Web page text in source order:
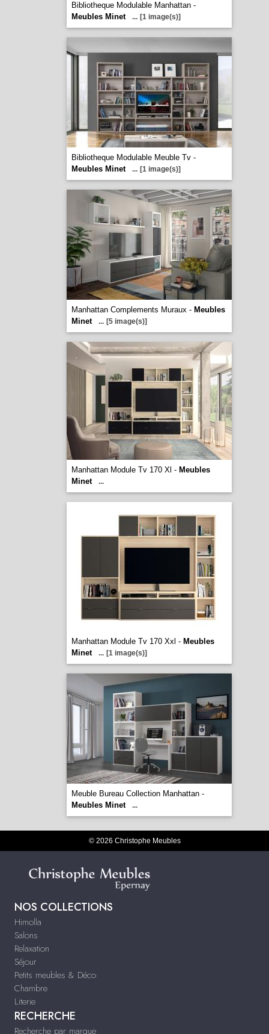
Bibliotheque Modulable Manhattan -
Meubles Minet
... [1 image(s)]
Bibliotheque Modulable Meuble Tv -
Meubles Minet
... [1 image(s)]
Manhattan Complements Muraux - Meubles
Minet
... [5 image(s)]
Manhattan Module Tv 170 Xl - Meubles
Minet
...
Manhattan Module Tv 170 Xxl - Meubles
Minet
... [1 image(s)]
Meuble Bureau Collection Manhattan -
Meubles Minet
...
© 2026 Christophe Meubles
NOS COLLECTIONS
Himolla
Salons
Relaxation
Séjour
Petits meubles & Déco
Chambre
Literie
RECHERCHE
Recherche par marque